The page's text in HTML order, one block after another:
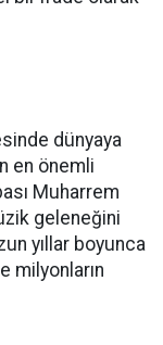
dünyaya
en önemli
Muharrem
geleneğini
yıllar boyunca
milyonların